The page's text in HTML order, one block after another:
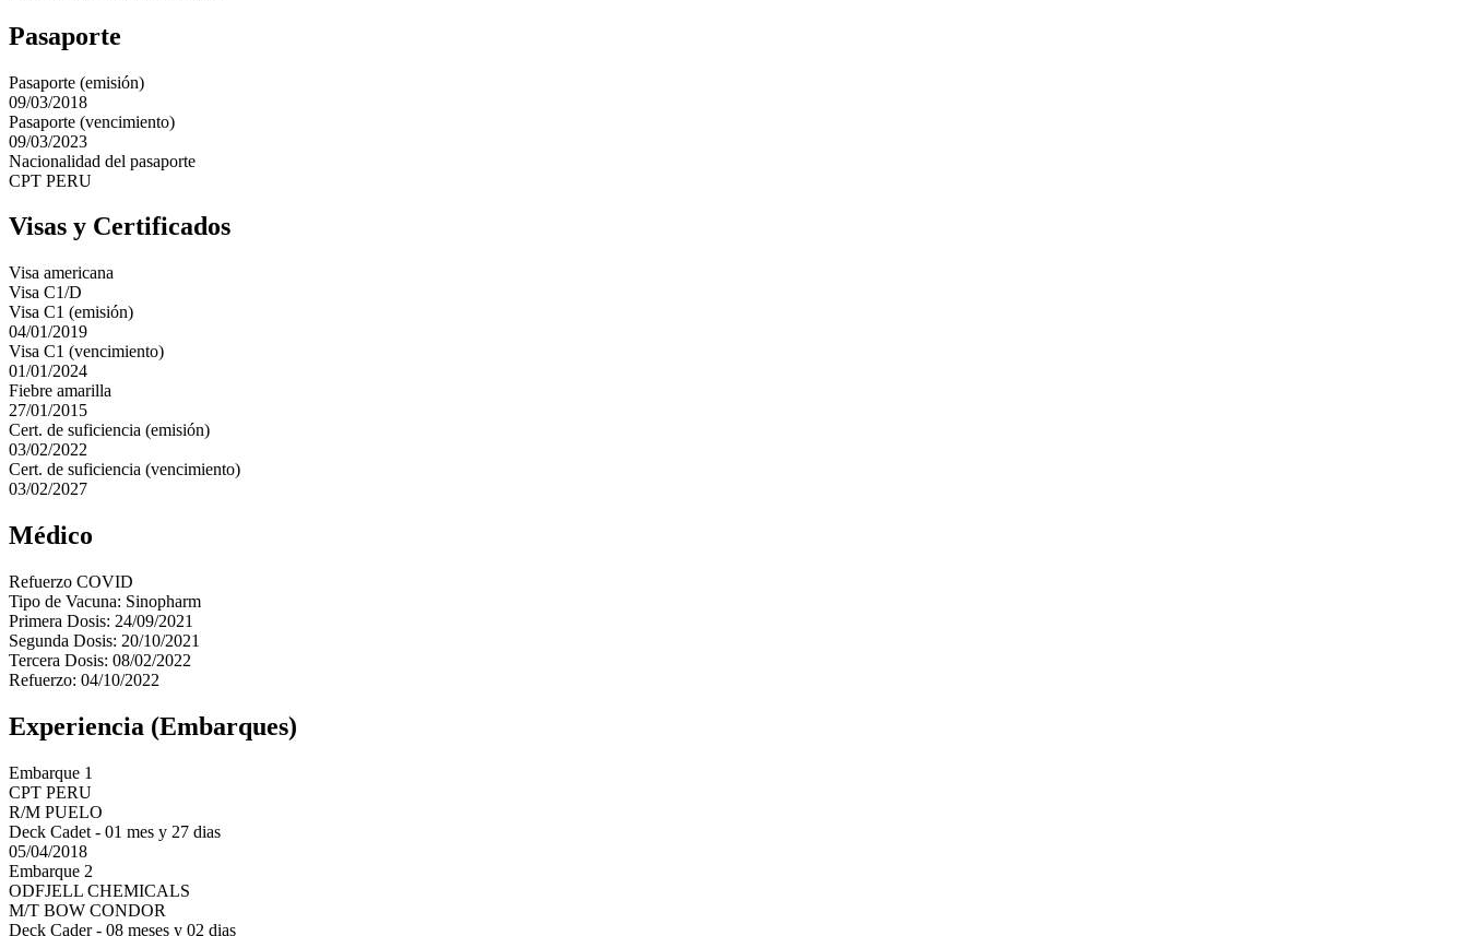
Pasaporte
Pasaporte (emisión)
09/03/2018
Pasaporte (vencimiento)
09/03/2023
Nacionalidad del pasaporte
CPT PERU
Visas y Certificados
Visa americana
Visa C1/D
Visa C1 (emisión)
04/01/2019
Visa C1 (vencimiento)
01/01/2024
Fiebre amarilla
27/01/2015
Cert. de suficiencia (emisión)
03/02/2022
Cert. de suficiencia (vencimiento)
03/02/2027
Médico
Refuerzo COVID
Tipo de Vacuna: Sinopharm
Primera Dosis: 24/09/2021
Segunda Dosis: 20/10/2021
Tercera Dosis: 08/02/2022
Refuerzo: 04/10/2022
Experiencia (Embarques)
Embarque 1
CPT PERU
R/M PUELO
Deck Cadet - 01 mes y 27 dias
05/04/2018
Embarque 2
ODFJELL CHEMICALS
M/T BOW CONDOR
Deck Cader - 08 meses y 02 dias